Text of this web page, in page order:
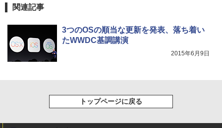
関連記事
3つのOSの順当な更新を発表、落ち着い
たWWDC基調講演
2015年6月9日
トップページに戻る